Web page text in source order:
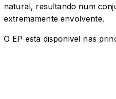
natural, resultando num
extremamente envolvente.
O EP esta disponivel nas